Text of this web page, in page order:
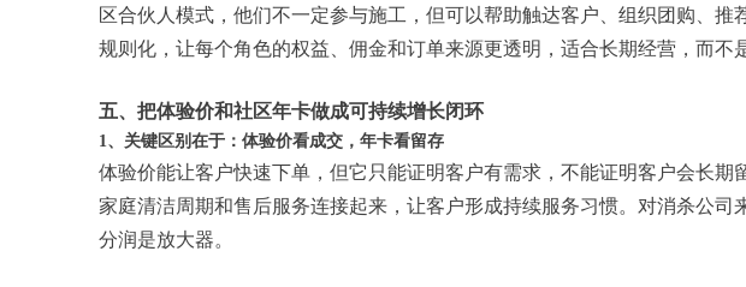
区合伙人模式，他们不一定参与施工，但可以帮助触达客户、组织团购、
规则化，让每个角色的权益、佣金和订单来源更透明，适合长期经营，而不
五、把体验价和社区年卡做成可持续增长闭环
1、关键区别在于：体验价看成交，年卡看留存
体验价能让客户快速下单，但它只能证明客户有需求，不能证明客户会长期
家庭清洁周期和售后服务连接起来，让客户形成持续服务习惯。对消杀公司
分润是放大器。